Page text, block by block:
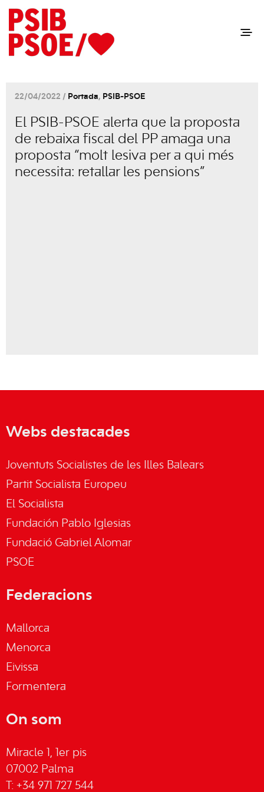
22/04/2022 / Portada, PSIB-PSOE
El PSIB-PSOE alerta que la proposta
de rebaixa fiscal del PP amaga una
proposta “molt lesiva per a qui més
necessita: retallar les pensions”
Webs destacades
Joventuts Socialistes de les Illes Balears
Partit Socialista Europeu
El Socialista
Fundación Pablo Iglesias
Fundació Gabriel Alomar
PSOE
Federacions
Mallorca
Menorca
Eivissa
Formentera
On som
Miracle 1, 1er pis
07002 Palma
T: +34 971 727 544